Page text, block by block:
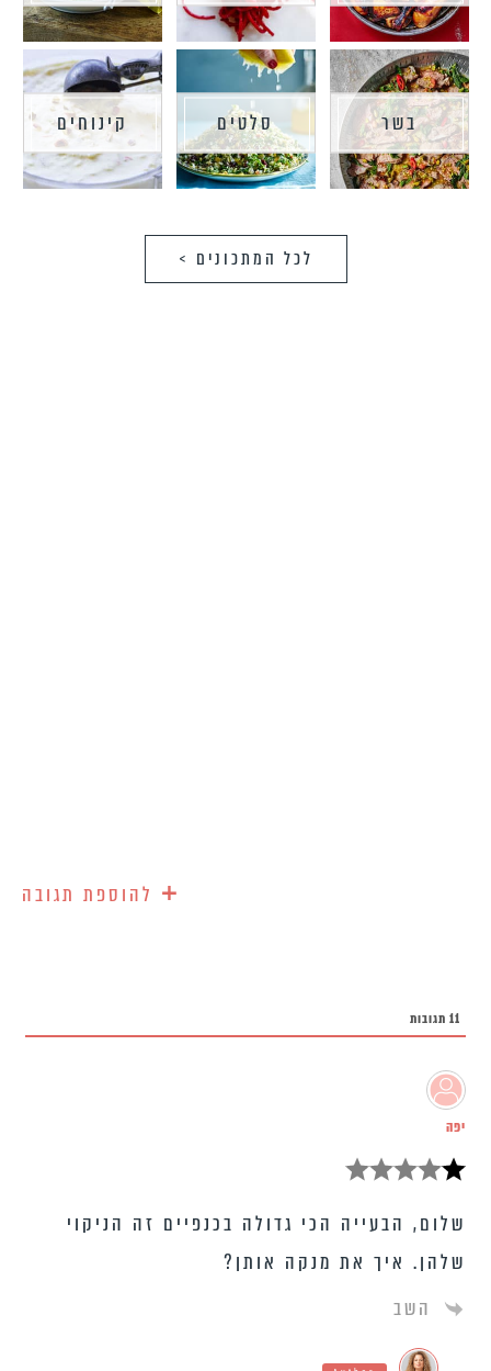
בשר סלטים קינוחים
לכל המתכונים >
+ להוספת תגובה
11 תגובות
יפה
שלום, הבעייה הכי גדולה בכנפיים זה הניקוי
שלהן. איך את מנקה אותן?
השב